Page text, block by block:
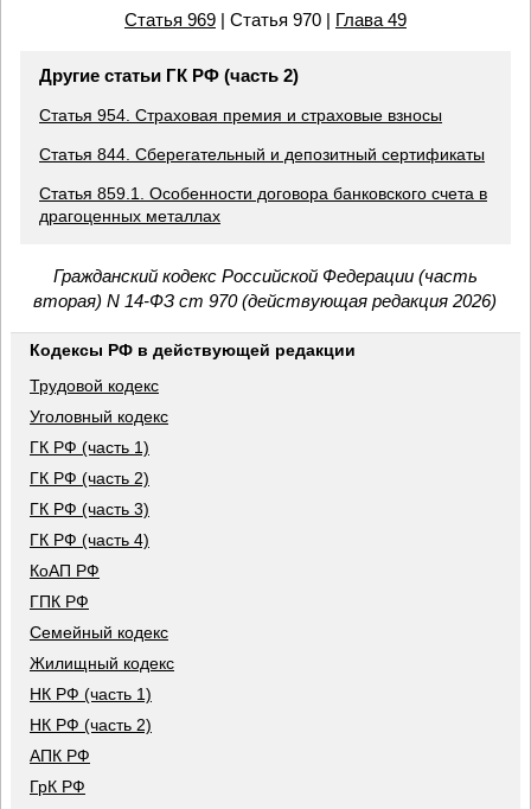
Статья 969| Статья 970 | Глава 49
Другие статьи ГК РФ (часть 2)
Статья 954. Страховая премия и страховые взносы
Статья 844. Сберегательный и депозитный сертификаты
Статья 859.1. Особенности договора банковского счета в
драгоценных металлах
Гражданский кодекс Российской Федерации (часть
вторая) N 14-ФЗ ст 970 (действующая редакция 2026)
Кодексы РФ в действующей редакции
Трудовой кодекс
Уголовный кодекс
ГК РФ (часть 1)
ГК РФ (часть 2)
ГК РФ (часть 3)
ГК РФ (часть 4)
КоАП РФ
ГПК РФ
Семейный кодекс
Жилищный кодекс
НК РФ (часть 1)
НК РФ (часть 2)
АПК РФ
ГрК РФ